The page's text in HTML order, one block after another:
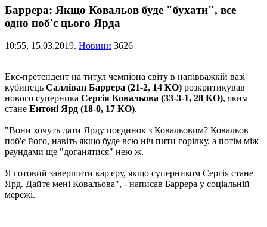
Баррера: Якщо Ковальов буде "бухати", все
одно поб'є цього Ярда
10:55, 15.03.2019. Новини 3626
Екс-претендент на титул чемпіона світу в напівважкій вазі
кубинець Салліван Баррера (21-2, 14 КО) розкритикував
нового суперника Сергія Ковальова (33-3-1, 28 КО), яким
стане Ентоні Ярд (18-0, 17 КО).
"Вони хочуть дати Ярду поєдинок з Ковальовим? Ковальов
поб'є його, навіть якщо буде всю ніч пити горілку, а потім між
раундами ще "доганятися" нею ж.
Я готовий завершити кар'єру, якщо суперником Сергія стане
Ярд. Дайте мені Ковальова", - написав Баррера у соціальній
мережі.